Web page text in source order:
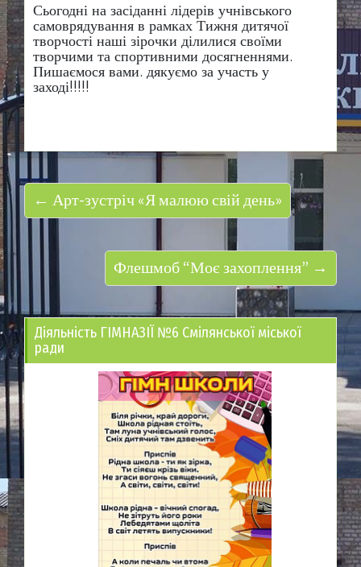
Сьогодні на засіданні лідерів учнівського
самоврядування в рамках Тижня дитячої
творчості наші зірочки ділилися своїми
творчими та спортивними досягненнями.
Пишаємося вами. дякуємо за участь у
заході!!!!!
← Арт-зустріч «Я малюю свій день»
Флешмоб “Моє захоплення” →
Діяльність ГІМНАЗІЇ №6 Смілянської міської
ради